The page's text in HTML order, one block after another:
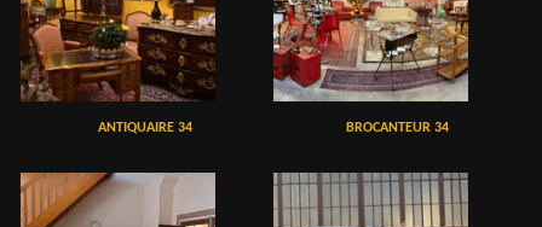
ANTIQUAIRE 34 BROCANTEUR 34